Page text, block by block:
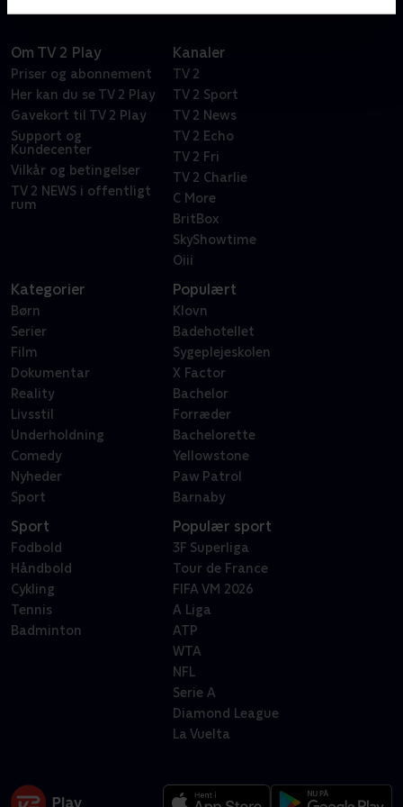
Om TV 2 Play
Priser og abonnement
Her kan du se TV 2 Play
Gavekort til TV 2 Play
Support og
Kundecenter
Vilkår og betingelser
TV 2 NEWS i offentligt
rum
Kanaler
TV 2
TV 2 Sport
TV 2 News
TV 2 Echo
TV 2 Fri
TV 2 Charlie
C More
BritBox
SkyShowtime
Oiii
Kategorier
Børn
Serier
Film
Dokumentar
Reality
Livsstil
Underholdning
Comedy
Nyheder
Sport
Populært
Klovn
Badehotellet
Sygeplejeskolen
X Factor
Bachelor
Forræder
Bachelorette
Yellowstone
Paw Patrol
Barnaby
Sport
Fodbold
Håndbold
Cykling
Tennis
Badminton
Populær sport
3F Superliga
Tour de France
FIFA VM 2026
A Liga
ATP
WTA
NFL
Serie A
Diamond League
La Vuelta